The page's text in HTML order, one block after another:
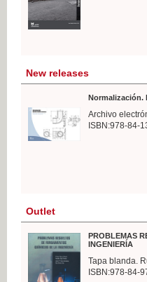
New releases
Normalización.
Archivo
ISBN:978-84-
Outlet
PROBLEMAS
INGENIERÍA
Tapa blanda.
ISBN:978-84-